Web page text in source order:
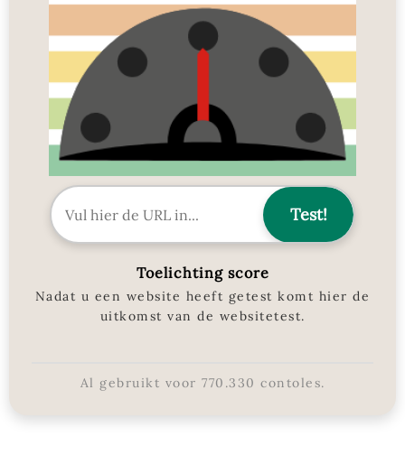
Toelichting score
Nadat u een website heeft getest komt hier de
uitkomst van de websitetest.
Al gebruikt voor 770.330 contoles.